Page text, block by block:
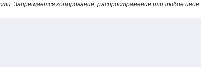
Запрещается копирование, распространение или любое иное